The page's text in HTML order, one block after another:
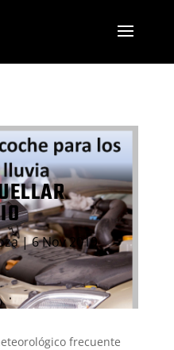
|6 Nov 2019
frecuente